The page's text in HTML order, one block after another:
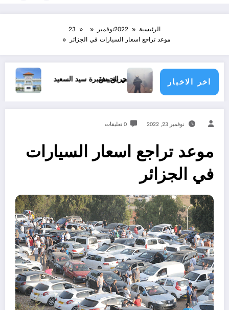
الرئيسية 2022نوفمبر
23
موعد تراجع اسعار السيارات في الجزائر
اخر الاخبارفي الجيش حريق بمقبرة سيد السعيد جامعة فرحات عباس
نوفمبر 23, 2022 0 تعليقات
موعد تراجع اسعار السيارات
في الجزائر